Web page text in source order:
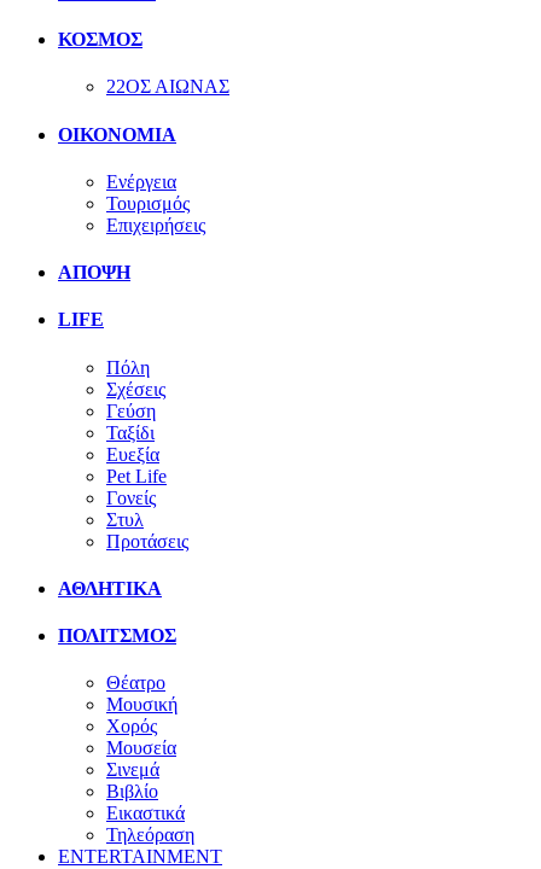
ΚΟΣΜΟΣ
22ΟΣ ΑΙΩΝΑΣ
ΟΙΚΟΝΟΜΙΑ
Ενέργεια
Τουρισμός
Επιχειρήσεις
ΑΠΟΨΗ
LIFE
Πόλη
Σχέσεις
Γεύση
Ταξίδι
Ευεξία
Pet Life
Γονείς
Στυλ
Προτάσεις
ΑΘΛΗΤΙΚΑ
ΠΟΛΙΤΣΜΟΣ
Θέατρο
Μουσική
Χορός
Μουσεία
Σινεμά
Βιβλίο
Εικαστικά
Τηλεόραση
ENTERTAINMENT